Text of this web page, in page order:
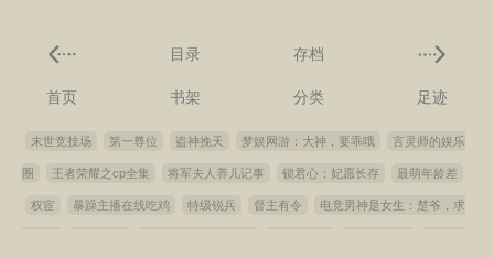
目录 存档
首页 书架 分类 足迹
末世竞技场 第一尊位 盗神挽天 梦娱网游：大神，要乖哦 言灵师的娱乐
圈 王者荣耀之cp全集 将军夫人养儿记事 锁君心：妃愿长存 最萌年龄差
权宦 暴躁主播在线吃鸡 特级锐兵 督主有令 电竞男神是女生：楚爷，求